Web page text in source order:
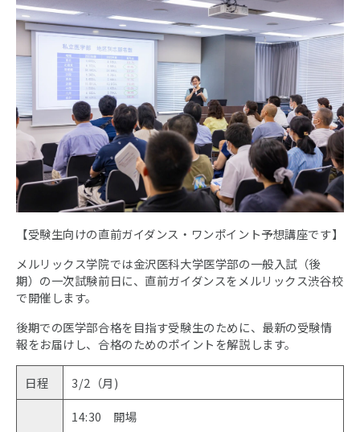
【受験生向けの直前ガイダンス・ワンポイント予想講座です】
メルリックス学院では金沢医科大学医学部の一般入試（後
期）の一次試験前日に、直前ガイダンスをメルリックス渋谷校
で開催します。
後期での医学部合格を目指す受験生のために、最新の受験情
報をお届けし、合格のためのポイントを解説します。
日程 3/2（月)
14:30 開場